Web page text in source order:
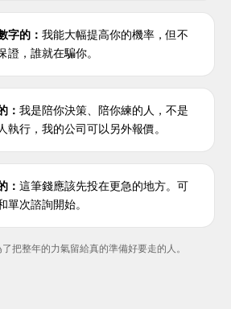
字的 ： 我能大幅提高你的機率，但不
證，誰就在騙你。
： 我是陪你決策、陪你練的人，不是
執行，我的公司可以另外報價。
： 這筆錢應該先投在更急的地方。可
單次諮詢開始。
把整年的力氣留給真的準備好要走的人。